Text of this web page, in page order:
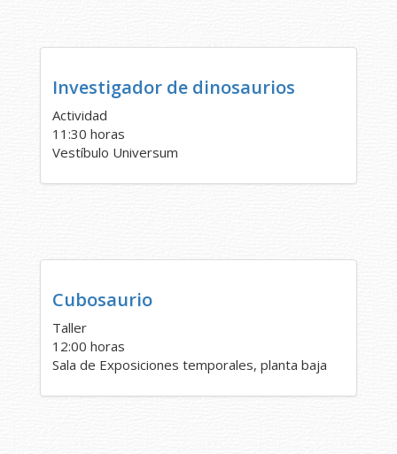
Investigador de dinosaurios
Actividad
11:30 horas
Vestíbulo Universum
Cubosaurio
Taller
12:00 horas
Sala de Exposiciones temporales, planta baja